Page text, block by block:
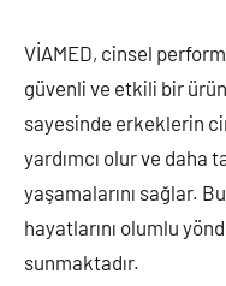
VİAMED, cinsel
güvenli ve etkili bir
sayesinde erkeklerin
yardımcı olur ve daha
yaşamalarını sağlar.
hayatlarını olumlu
sunmaktadır.